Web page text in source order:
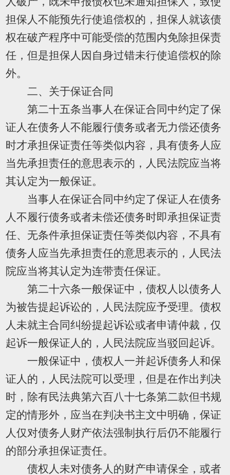
担保人不能预先行使追偿权的，担保人就该债
权在破产程序中可能受偿的范围内免除担保责
任，但是担保人因自身过错未行使追偿权的除
外。
二、关于保证合同
第二十五条当事人在保证合同中约定了保
证人在债务人不能履行债务或者无力偿还债务
时才承担保证责任等类似内容，具有债务人应
当先承担责任的意思表示的，人民法院应当将
其认定为一般保证。
当事人在保证合同中约定了保证人在债务
人不履行债务或者未偿还债务时即承担保证责
任、无条件承担保证责任等类似内容，不具有
债务人应当先承担责任的意思表示的，人民法
院应当将其认定为连带责任保证。
第二十六条一般保证中，债权人以债务人
为被告提起诉讼的，人民法院应予受理。债权
人未就主合同纠纷提起诉讼或者申请仲裁，仅
起诉一般保证人的，人民法院应当驳回起诉。
一般保证中，债权人一并起诉债务人和保
证人的，人民法院可以受理，但是在作出判决
时，除有民法典第六百八十七条第二款但书规
定的情形外，应当在判决书主文中明确，保证
人仅对债务人财产依法强制执行后仍不能履行
的部分承担保证责任。
债权人未对债务人的财产申请保全，或者